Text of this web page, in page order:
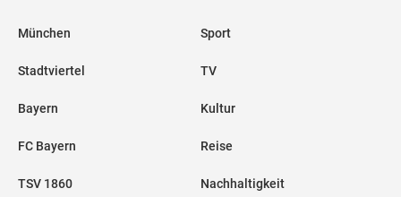
München
Stadtviertel
Bayern
FC Bayern
TSV 1860
Sport
TV
Kultur
Reise
Nachhaltigkeit